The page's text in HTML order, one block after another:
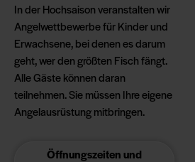
In der Hochsaison veranstalten wir
Angelwettbewerbe für Kinder und
Erwachsene, bei denen es darum
geht, wer den größten Fisch fängt.
Alle Gäste können daran
teilnehmen. Sie müssen Ihre eigene
Angelausrüstung mitbringen.
Öffnungszeiten und